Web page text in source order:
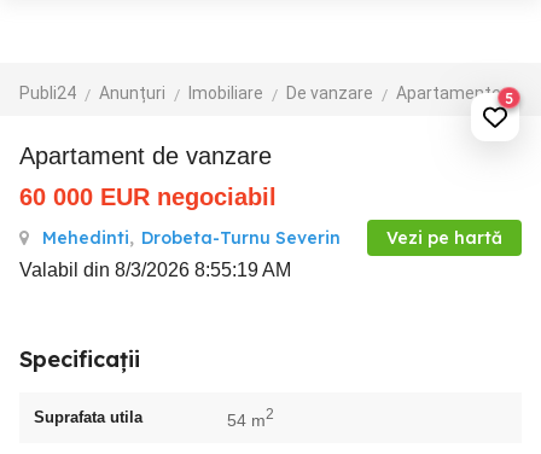
Publi24 Anunțuri Imobiliare De vanzare Apartamente de vanzare5
Apartament de vanzare
60 000 EUR negociabil
Mehedinti, Drobeta-Turnu Severin Vezi pe hartă
Valabil din 8/3/2026 8:55:19 AM
Specificații
Suprafata utila 54 m2